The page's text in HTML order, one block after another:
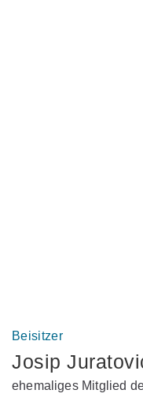
Beisitzer
Josip
ehemaliges Mitglied